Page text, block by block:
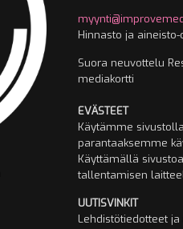
Hinnasto ja aineisto-
Suora neuvottelu
mediakortti
EVÄSTEET
Käytämme
parantaaksemme
Käyttämällä
tallentamisen
UUTISVINKIT
Lehdistötiedotteet